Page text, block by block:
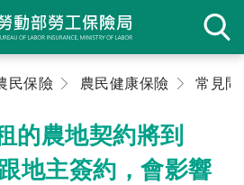
民保險 農民健康保險 常見問
的農地契約將到
地主簽約，會影響